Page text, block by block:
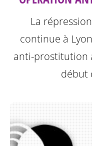
La
continue à
anti-prostitution
début